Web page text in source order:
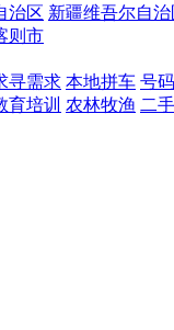
治区 新疆维吾尔自治
则市
寻需求 本地拼车 号
育培训 农林牧渔 二